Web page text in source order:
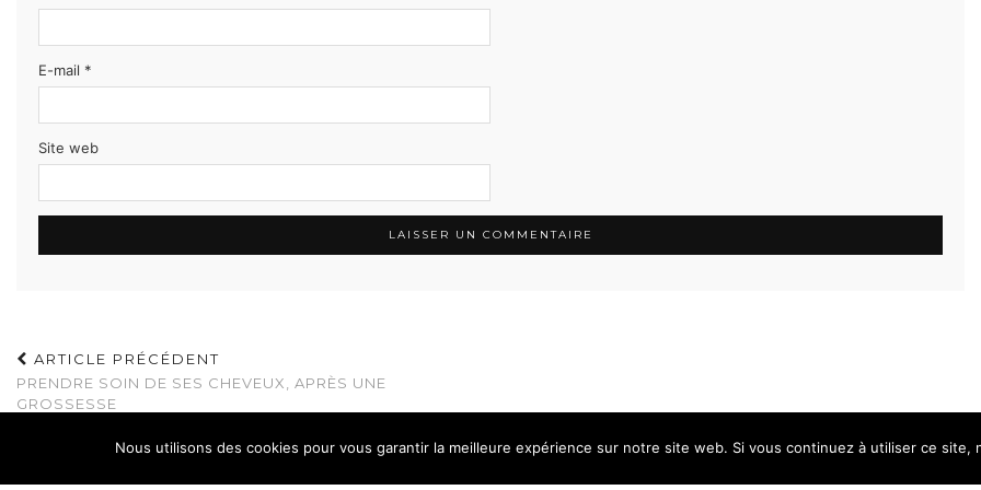
E-mail *
Site web
ARTICLE PRÉCÉDENT
PRENDRE SOIN DE SES CHEVEUX, APRÈS UNE
GROSSESSE
Nous utilisons des cookies pour vous garantir la meilleure expérience sur notre site web. Si vous continuez à utiliser ce